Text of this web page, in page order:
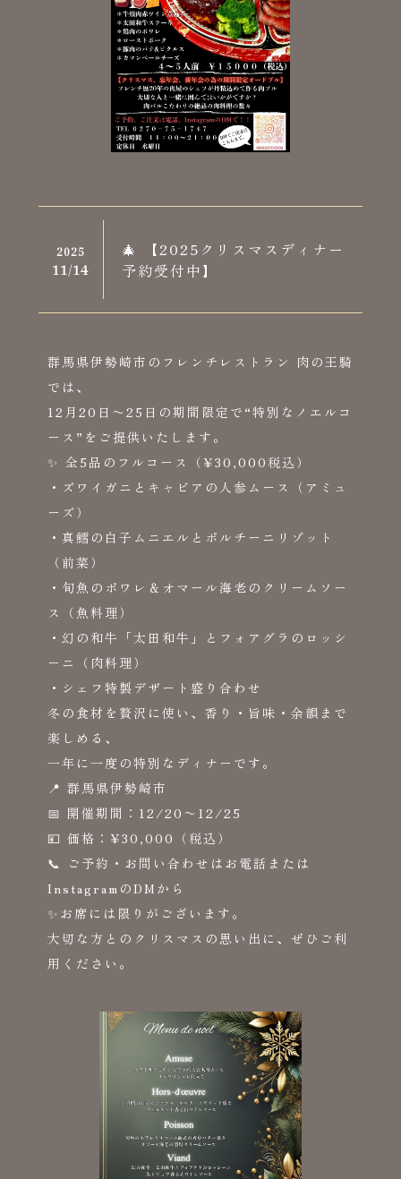
2025
11/14
🎄 【2025クリスマスディナー
予約受付中】
群馬県伊勢崎市のフレンチレストラン 肉の王騎
では、
12月20日〜25日の期間限定で“特別なノエルコ
ース”をご提供いたします。
✨ 全5品のフルコース（¥30,000税込）
・ズワイガニとキャビアの人参ムース（アミュ
ーズ）
・真鱈の白子ムニエルとポルチーニリゾット
（前菜）
・旬魚のポワレ＆オマール海老のクリームソー
ス（魚料理）
・幻の和牛「太田和牛」とフォアグラのロッシ
ーニ（肉料理）
・シェフ特製デザート盛り合わせ
冬の食材を贅沢に使い、香り・旨味・余韻まで
楽しめる、
一年に一度の特別なディナーです。
📍 群馬県伊勢崎市
📅 開催期間：12/20〜12/25
💴 価格：¥30,000（税込）
📞 ご予約・お問い合わせはお電話または
InstagramのDMから
✨お席には限りがございます。
大切な方とのクリスマスの思い出に、ぜひご利
用ください。